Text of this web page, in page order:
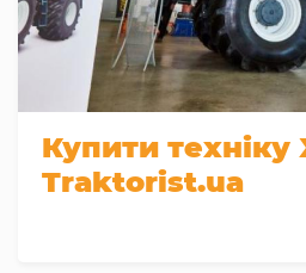
Купити техніку
Traktorist.ua